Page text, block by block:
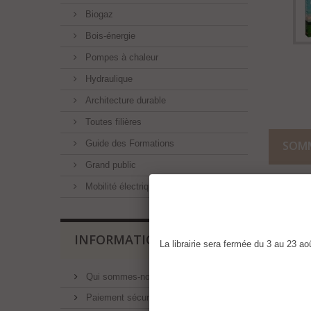
Biogaz
Bois-énergie
Pompes à chaleur
Hydraulique
Architecture durable
Toutes filières
Guide des Formations
Grand public
Mobilité électrique
INFORMATIONS
Qui sommes-nous ?
Paiement sécurisé
La librairie sera fermée du 3 au 23